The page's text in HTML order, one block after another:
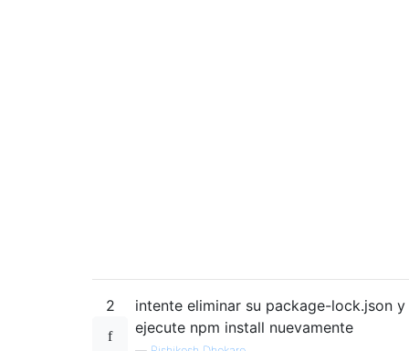
2
intente eliminar su package-lock.json y
ejecute npm install nuevamente